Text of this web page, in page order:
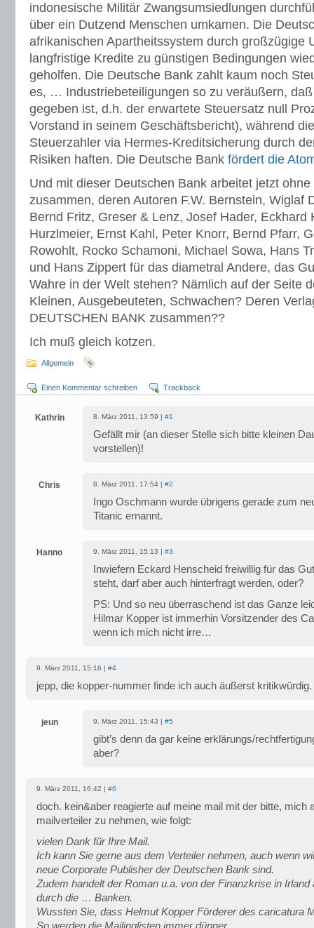
indonesische Militär Zwangsumsiedlungen
über ein Dutzend Menschen umkamen. Die
afrikanischen Apartheitssystem durch großzügige
langfristige Kredite zu günstigen Bedingungen
geholfen. Die Deutsche Bank zahlt kaum noch
es, … Industriebeteiligungen so zu veräußern,
gegeben ist, d.h. der erwartete Steuersatz null
Vorstand in seinem Geschäftsbericht), während
Steuerzahler via Hermes-Kreditsicherung durch
Risiken haften. Die Deutsche Bank fördert die
Und mit dieser Deutschen Bank arbeitet jetzt
zusammen, deren Autoren F.W. Bernstein, Wiglaf
Bernd Fritz, Greser & Lenz, Josef Hader, Eckhard
Hurzlmeier, Ernst Kahl, Peter Knorr, Bernd Pfarr,
Rowohlt, Rocko Schamoni, Michael Sowa, Hans
und Hans Zippert für das diametral Andere, das
Wahre in der Welt stehen? Nämlich auf der Seite
Kleinen, Ausgebeuteten, Schwachen? Deren
DEUTSCHEN BANK zusammen??
Ich muß gleich kotzen.
Allgemein
Einen Kommentar schreiben Trackback
Kathrin 8. März 2011, 13:59 | #1
Gefällt mir (an dieser Stelle sich bitte kleinen
vorstellen)!
Chris 8. März 2011, 17:54 | #2
Ingo Oschmann wurde übrigens gerade zum
Titanic ernannt.
Hanno 9. März 2011, 15:13 | #3
Inwiefern Eckard Henscheid freiwillig für das
steht, darf aber auch hinterfragt werden, oder?
PS: Und so neu überraschend ist das Ganze
Hilmar Kopper ist immerhin Vorsitzender des
wenn ich mich nicht irre…
9. März 2011, 15:16 | #4
jepp, die kopper-nummer finde ich auch äußerst kritikwürdig.
jeun 9. März 2011, 15:43 | #5
gibt’s denn da gar keine erklärungs/
aber?
9. März 2011, 16:42 | #6
doch. kein&aber reagierte auf meine mail mit der bitte, mich
mailverteiler zu nehmen, wie folgt:
vielen Dank für Ihre Mail.
Ich kann Sie gerne aus dem Verteiler nehmen, auch wenn
neue Corporate Publisher der Deutschen Bank sind.
Zudem handelt der Roman u.a. von der Finanzkrise in Irland
durch die … Banken.
Wussten Sie, dass Helmut Kopper Förderer des caricatura